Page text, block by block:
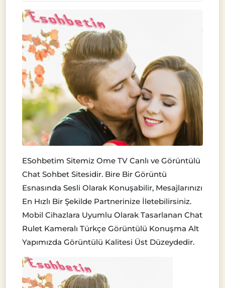
ESohbetim Sitemiz Ome TV Canlı ve Görüntülü
Chat Sohbet Sitesidir. Bire Bir Görüntü
Esnasında Sesli Olarak Konuşabilir, Mesajlarınızı
En Hızlı Bir Şekilde Partnerinize İletebilirsiniz.
Mobil Cihazlara Uyumlu Olarak Tasarlanan Chat
Rulet Kameralı Türkçe Görüntülü Konuşma Alt
Yapımızda Görüntülü Kalitesi Üst Düzeydedir.